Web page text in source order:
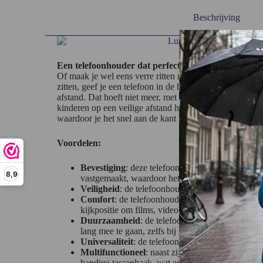
8,9
Beschrijving
Een telefoonhouder dat perfect is voor een gezin
Of maak je wel eens verre ritten met de kinderen
zitten, geef je een telefoon in de hand, dan zorgt dit
afstand. Dat hoeft niet meer, met de Lukana
kinderen op een veilige afstand hun favoriete serie
waardoor je het snel aan de kant schuift als het niet
Voordelen:
Bevestiging: deze telefoonhouder kan
vastgemaakt, waardoor het compatibel is met
Veiligheid: de telefoonhouder zorgt voor een
Comfort: de telefoonhouder is ideaal voor
kijkpositie om films, video’s en andere content te
Duurzaamheid: de telefoonhouder is gemaakt
lang mee te gaan, zelfs bij dagelijks gebruik.
Universaliteit: de telefoonhouder is universeel
Multifunctioneel: naast zijn functie als